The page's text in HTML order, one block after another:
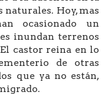
naturales. Hoy, mas
ocasionado un
inundan terrenos
castor reina en lo
de otras
que ya no están,